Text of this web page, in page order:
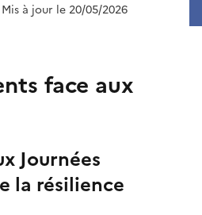
à jour le 20/05/2026
face aux
Journées
la résilience